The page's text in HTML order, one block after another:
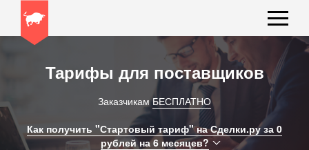
Тарифы для поставщиков
ЗаказчикамБЕСПЛАТНО
Как получить "Стартовый тариф" на Сделки.ру за 0
рублей на 6 месяцев?